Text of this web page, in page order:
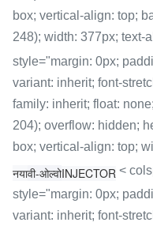
box; vertical-align: top;
248); width: 377px;
style="margin: 0px;
variant: inherit; font-
family: inherit; float:
204); overflow: hidden;
box; vertical-align: top;
नयावी-ओल्वोINJECTOR <
style="margin: 0px;
variant: inherit; font-